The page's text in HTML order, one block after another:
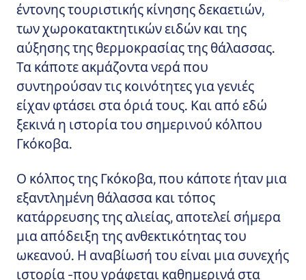
έντονης τουριστικής κίνησης δεκαετιών,
των χωροκατακτητικών ειδών και της
αύξησης της θερμοκρασίας της θάλασσας.
Τα κάποτε ακμάζοντα νερά που
συντηρούσαν τις κοινότητες για γενιές
είχαν φτάσει στα όριά τους. Και από εδώ
ξεκινά η ιστορία του σημερινού κόλπου
Γκόκοβα.
Ο κόλπος της Γκόκοβα, που κάποτε ήταν μια
εξαντλημένη θάλασσα και τόπος
κατάρρευσης της αλιείας, αποτελεί σήμερα
μια απόδειξη της ανθεκτικότητας του
ωκεανού. Η αναβίωσή του είναι μια συνεχής
ιστορία -που γράφεται καθημερινά στα